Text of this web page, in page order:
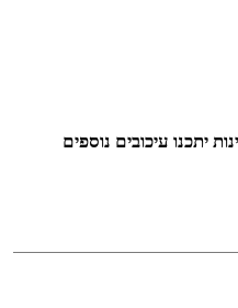
יתכנו עיכובים נוספים